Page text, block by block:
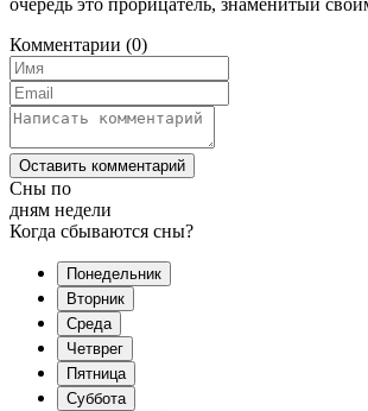
очередь это прорицатель, знаменитый
Комментарии (0)
Оставить комментарий
Сны по
дням недели
Когда сбываются сны?
Понедельник
Вторник
Среда
Четврег
Пятница
Суббота